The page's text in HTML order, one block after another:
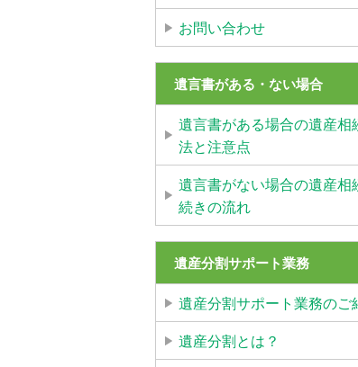
お問い合わせ
遺言書がある・ない場合
遺言書がある場合の遺産相
法と注意点
遺言書がない場合の遺産相
続きの流れ
遺産分割サポート業務
遺産分割サポート業務のご
遺産分割とは？